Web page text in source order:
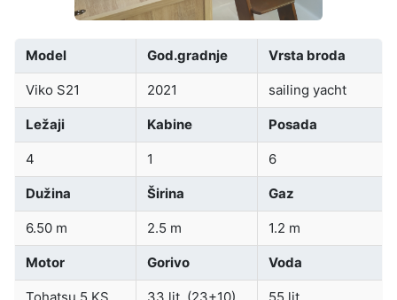
Model God.gradnje Vrsta broda
Viko S21 2021 sailing yacht
Ležaji Kabine Posada
4 1 6
Dužina Širina Gaz
6.50 m 2.5 m 1.2 m
Motor Gorivo Voda